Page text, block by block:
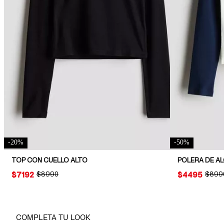
-20%
TOP CON CUELLO ALTO
ORIGINAL PRICE:
$8990
PRICE:
$7192
-50%
POLERA DE
PRICE:
$4495
COMPLETA TU LOOK